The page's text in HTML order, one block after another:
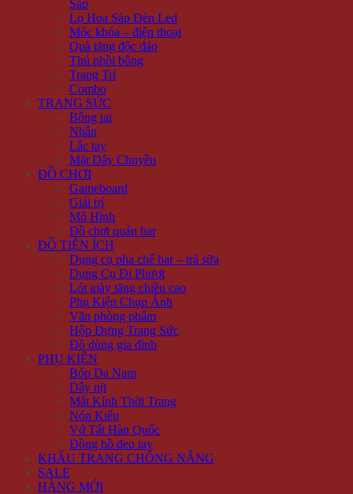
Sáp
Lọ Hoa Sáp Đèn Led
Móc khóa – điện thoại
Quà tặng độc đáo
Thú nhồi bông
Trang Trí
Combo
TRANG SỨC
Bông tai
Nhẫn
Lắc tay
Mặt Dây Chuyền
ĐỒ CHƠI
Gameboard
Giải trí
Mô Hình
Đồ chơi quán bar
ĐỒ TIỆN ÍCH
Dụng cụ pha chế bar – trà sữa
Dụng Cụ Đi Phượt
Lót giày tăng chiều cao
Phụ Kiện Chụp Ảnh
Văn phòng phẩm
Hộp Đựng Trang Sức
Đồ dùng gia đình
PHỤ KIỆN
Bóp Da Nam
Dây nịt
Mắt Kính Thời Trang
Nón Kiểu
Vớ Tất Hàn Quốc
Đồng hồ đeo tay
KHẨU TRANG CHỐNG NẮNG
SALE
HÀNG MỚI